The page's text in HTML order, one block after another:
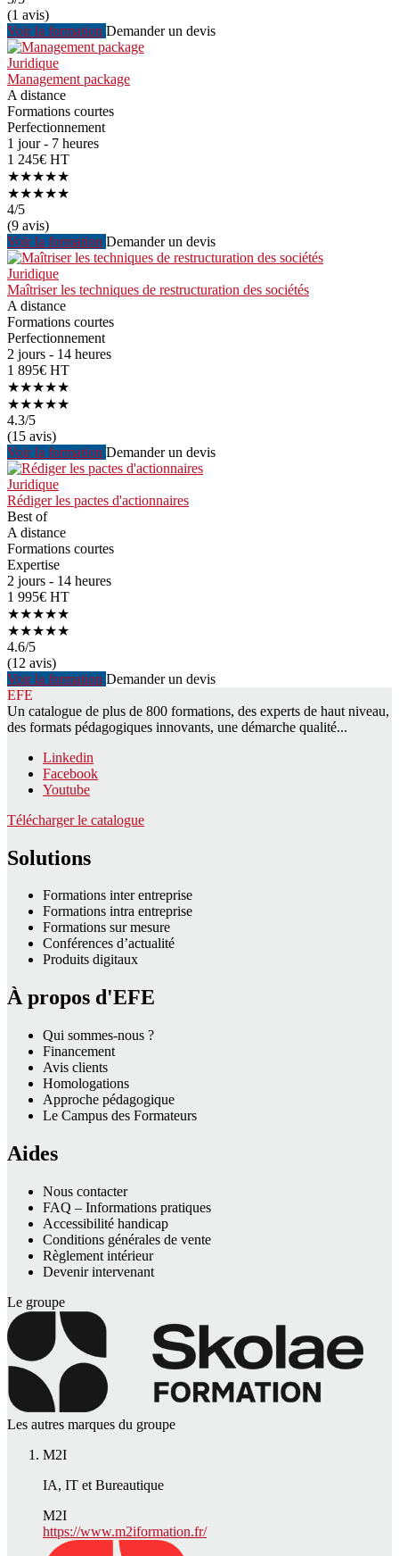
(1 avis)
Voir la formation Demander un devis
Juridique
Management package
A distance
Formations courtes
Perfectionnement
1 jour - 7 heures
1 245€ HT
★★★★★
★★★★★
4/5
(9 avis)
Voir la formation Demander un devis
Juridique
Maîtriser les techniques de restructuration des sociétés
A distance
Formations courtes
Perfectionnement
2 jours - 14 heures
1 895€ HT
★★★★★
★★★★★
4.3/5
(15 avis)
Voir la formation Demander un devis
Juridique
Rédiger les pactes d'actionnaires
Best of
A distance
Formations courtes
Expertise
2 jours - 14 heures
1 995€ HT
★★★★★
★★★★★
4.6/5
(12 avis)
Voir la formation Demander un devis
EFE
Un catalogue de plus de 800 formations, des experts de haut niveau,
des formats pédagogiques innovants, une démarche qualité...
Linkedin
Facebook
Youtube
Télécharger le catalogue
Solutions
Formations inter entreprise
Formations intra entreprise
Formations sur mesure
Conférences d’actualité
Produits digitaux
À propos d'EFE
Qui sommes-nous ?
Financement
Avis clients
Homologations
Approche pédagogique
Le Campus des Formateurs
Aides
Nous contacter
FAQ – Informations pratiques
Accessibilité handicap
Conditions générales de vente
Règlement intérieur
Devenir intervenant
Le groupe
Les autres marques du groupe
M2I
IA, IT et Bureautique
M2I
https://www.m2iformation.fr/